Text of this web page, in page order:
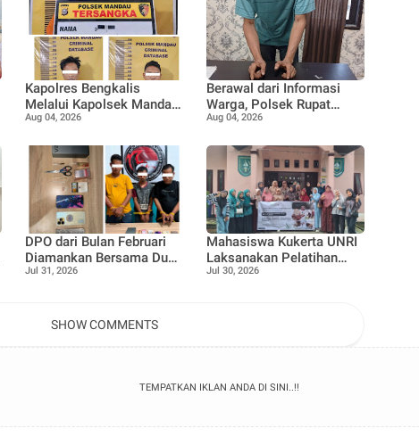
Kapolres Bengkalis
Melalui Kapolsek Mandau
Ungkap Kasus
di KTV VIP Duri, Tiga
Orang Diamankan
Aug 04, 2026
Berawal dari Informasi
Warga, Polsek Rupat
Ungkap Kasus Sabu dan
Aug 04, 2026
DPO dari Bulan Februari
Diamankan Bersama Dua
Rekan Lainnya Terkait
Jul 31, 2026
Mahasiswa Kukerta UNRI
Laksanakan Pelatihan
Pemanfaatan Minyak
Jul 30, 2026
SHOW COMMENTS
TEMPATKAN IKLAN ANDA DI SINI..!!